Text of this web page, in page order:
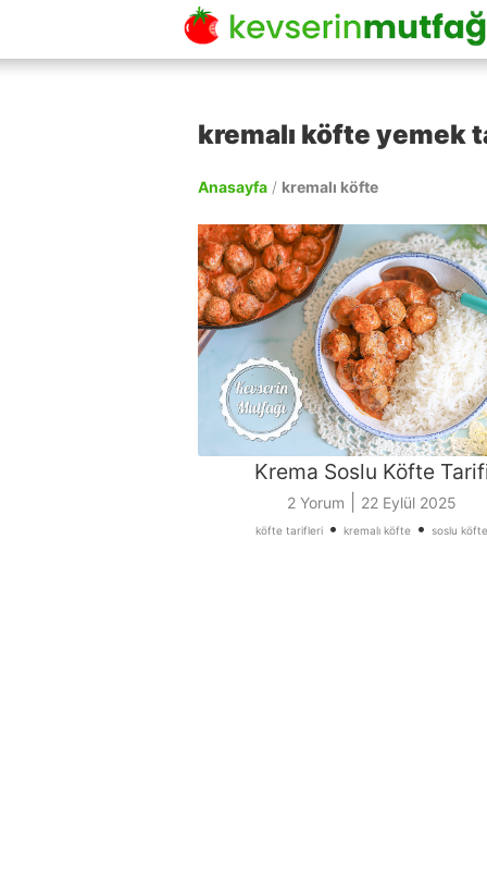
kremalı köfte yemek
Anasayfa / kremalı köfte
Krema Soslu Köfte
2 Yorum 22 Eylül 2025
köfte tarifleri • kremalı köfte • soslu köfte